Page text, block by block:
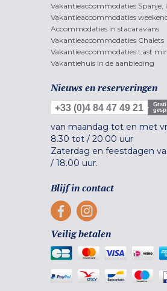
Vakantieaccommodaties Spanje,
Vakantieaccommodaties
Accommodaties in stacaravans
Vakantieaccommodaties Chalets
Vakantieaccommodaties Last
Vakantiehuis in de aanbieding
Nieuws en reserveringen
+33 (0)4 84 47 49 21
van maandag tot en met
8.30 tot / 20.00 uur
Zaterdag en feestdagen
/ 18.00 uur.
Blijf in contact
Veilig betalen